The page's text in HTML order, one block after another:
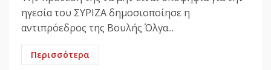
ηγεσία του ΣΥΡΙΖΑ δημοσιοποίησε η
αντιπρόεδρος της Βουλής Όλγα...
Περισσότερα